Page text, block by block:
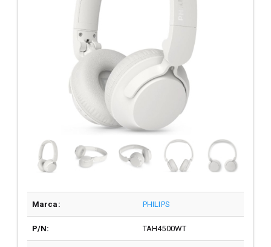
Marca: PHILIPS
P/N: TAH4500WT